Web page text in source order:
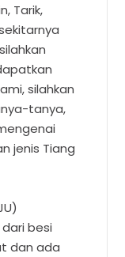
Tarik,
silahkan
tanya,
jenis Tiang
besi
dan ada